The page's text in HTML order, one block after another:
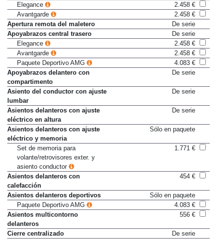
Elegance
2.458 €
Avantgarde
2.458 €
Apertura remota del maletero
De serie
Apoyabrazos central trasero
De serie
Elegance
2.458 €
Avantgarde
2.458 €
Paquete Deportivo AMG
4.083 €
Apoyabrazos delantero con
compartimento
De serie
Asiento del conductor con ajuste
lumbar
De serie
Asientos delanteros con ajuste
eléctrico en altura
De serie
Asientos delanteros con ajuste
eléctrico y memoria
Sólo en paquete
Set de memoria para
volante/retrovisores exter. y
asiento conductor
1.771 €
Asientos delanteros con
calefacción
454 €
Asientos delanteros deportivos
Sólo en paquete
Paquete Deportivo AMG
4.083 €
Asientos multicontorno
delanteros
556 €
Cierre centralizado
De serie